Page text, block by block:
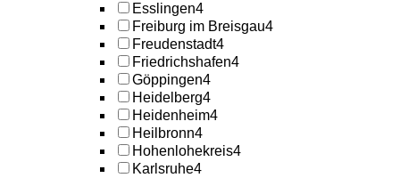
Esslingen4
Freiburg im Breisgau4
Freudenstadt4
Friedrichshafen4
Göppingen4
Heidelberg4
Heidenheim4
Heilbronn4
Hohenlohekreis4
Karlsruhe4